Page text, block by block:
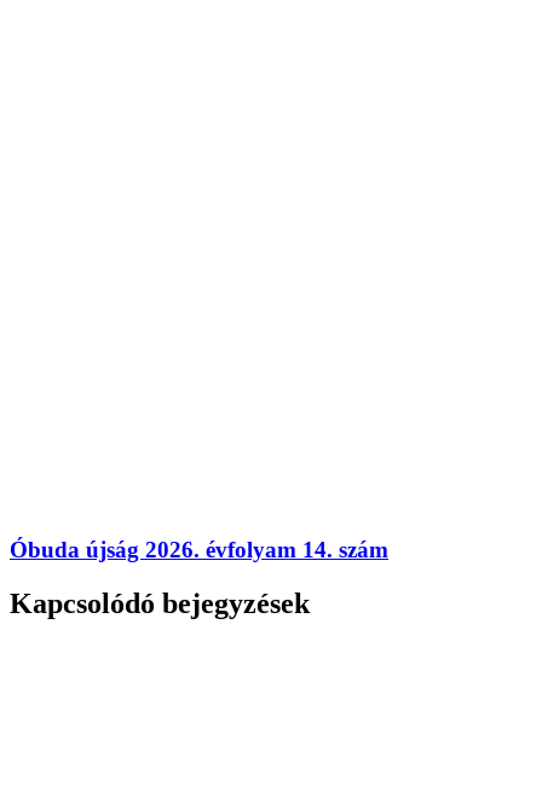
Óbuda újság 2026. évfolyam 14. szám
Kapcsolódó bejegyzések